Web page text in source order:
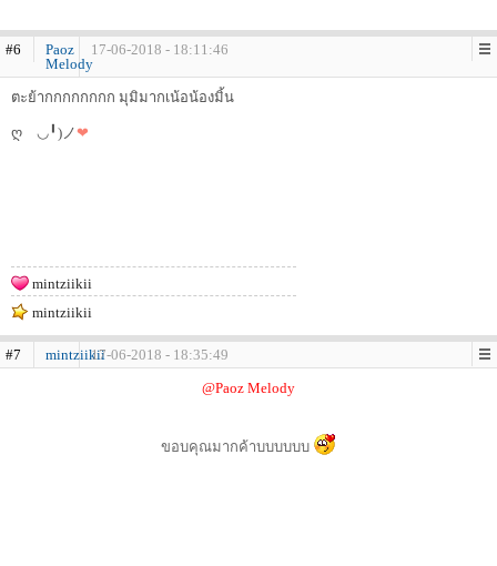
#6
Paoz
Melody
17-06-2018 - 18:11:46
ตะย้ากกกกกกกก มุมิมากเน้อน้องมิ้น
ღゝ◡╹)ノ❤
mintziikii
mintziikii
#7 mintziikii17-06-2018 - 18:35:49
@Paoz Melody
ขอบคุณมากค้าบบบบบบ